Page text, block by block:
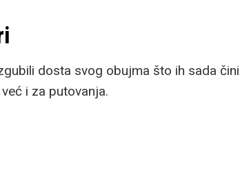
dosta svog obujma što ih sada čini
i za putovanja.